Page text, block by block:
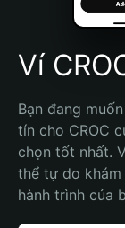
Español
Ví
Bạn đang
tín cho CROC
chọn tốt nhất.
thể tự do khám
hành trình của